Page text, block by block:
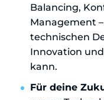
Balancing,
Management
technischen
Innovation
kann.
Für deine